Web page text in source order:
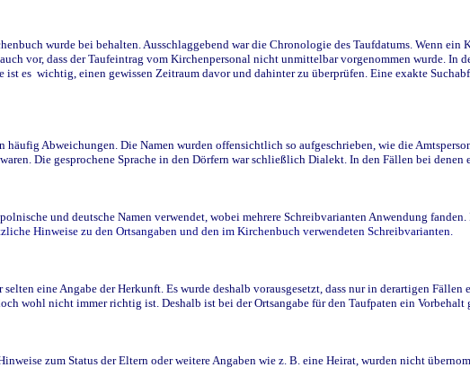
wurde bei behalten. Ausschlaggebend war die Chronologie des Taufdatums. Wenn
vor, dass der Taufeintrag vom Kirchenpersonal nicht unmittelbar vorgenommen wurde.
ist es wichtig, einen gewissen Zeitraum davor und dahinter zu überprüfen. Eine exakte
häufig Abweichungen. Die Namen wurden offensichtlich so aufgeschrieben, wie die
Die gesprochene Sprache in den Dörfern war schließlich Dialekt. In den Fällen bei
und deutsche Namen verwendet, wobei mehrere Schreibvarianten Anwendung
Hinweise zu den Ortsangaben und den im Kirchenbuch verwendeten Schreibvarianten.
eine Angabe der Herkunft. Es wurde deshalb vorausgesetzt, dass nur in derartigen
wohl nicht immer richtig ist. Deshalb ist bei der Ortsangabe für den Taufpaten ein
zum Status der Eltern oder weitere Angaben wie z. B. eine Heirat, wurden nicht